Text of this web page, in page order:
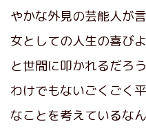
やかな外見の芸能人が
女としての人生の喜び
と世間に叩かれるだろ
わけでもないごくごく
なことを考えているな